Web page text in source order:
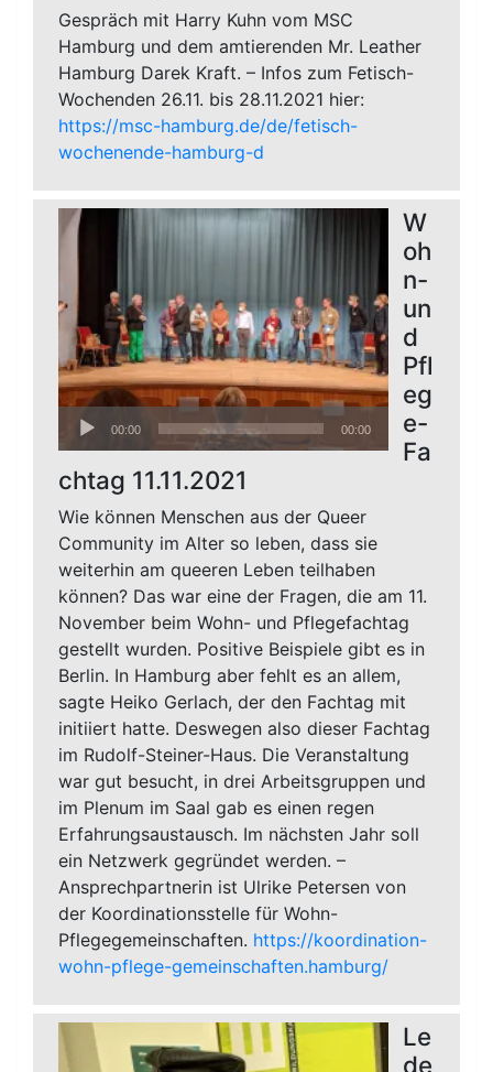
Gespräch mit Harry Kuhn vom MSC
Hamburg und dem amtierenden Mr. Leather
Hamburg Darek Kraft. – Infos zum Fetisch-
Wochenden 26.11. bis 28.11.2021 hier:
https://msc-hamburg.de/de/fetisch-
wochenende-hamburg-d
Audio-
Player
00:00 00:00
W
oh
n-
un
d
Pfl
eg
e-
Fa
chtag 11.11.2021
Wie können Menschen aus der Queer
Community im Alter so leben, dass sie
weiterhin am queeren Leben teilhaben
können? Das war eine der Fragen, die am 11.
November beim Wohn- und Pflegefachtag
gestellt wurden. Positive Beispiele gibt es in
Berlin. In Hamburg aber fehlt es an allem,
sagte Heiko Gerlach, der den Fachtag mit
initiiert hatte. Deswegen also dieser Fachtag
im Rudolf-Steiner-Haus. Die Veranstaltung
war gut besucht, in drei Arbeitsgruppen und
im Plenum im Saal gab es einen regen
Erfahrungsaustausch. Im nächsten Jahr soll
ein Netzwerk gegründet werden. –
Ansprechpartnerin ist Ulrike Petersen von
der Koordinationsstelle für Wohn-
Pflegegemeinschaften. https://koordination-
wohn-pflege-gemeinschaften.hamburg/
Le
de